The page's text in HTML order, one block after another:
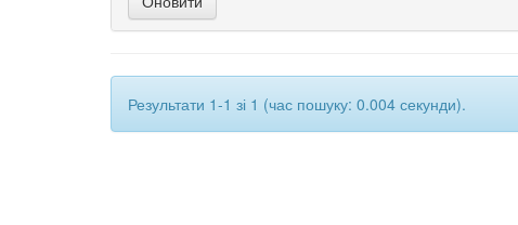
Результати 1-1 зі 1 (час пошуку: 0.004 секунди).